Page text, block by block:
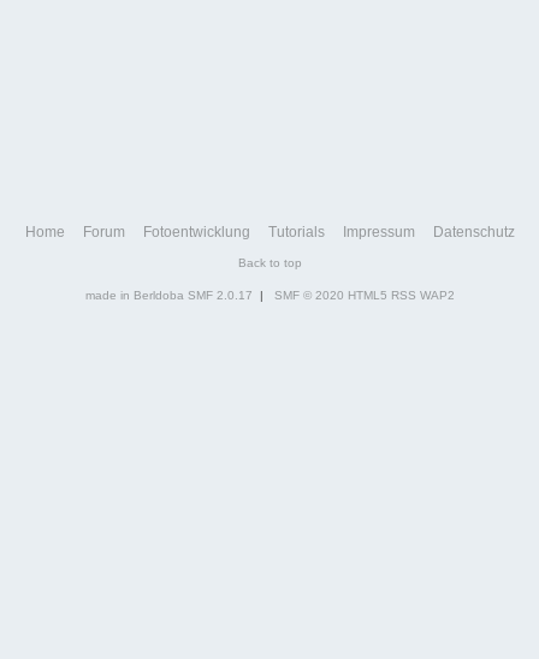
Home Forum Fotoentwicklung Tutorials Impressum Datenschutz
Back to top
made in Berldoba SMF 2.0.17 | SMF © 2020 HTML5 RSS WAP2